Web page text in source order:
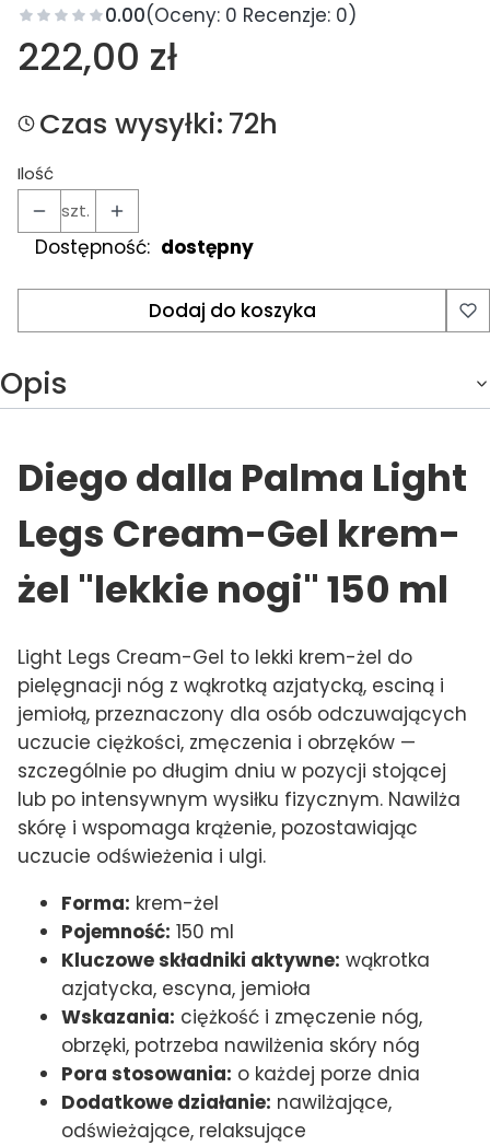
0.00(Oceny: 0 Recenzje: 0)
Cena
222,00 zł
Czas wysyłki:72h
Ilość
szt.
Dostępność: dostępny
Dodaj do koszyka
Opis
Diego dalla Palma Light
Legs Cream-Gel krem-
żel "lekkie nogi" 150 ml
Light Legs Cream-Gel to lekki krem-żel do
pielęgnacji nóg z wąkrotką azjatycką, esciną i
jemiołą, przeznaczony dla osób odczuwających
uczucie ciężkości, zmęczenia i obrzęków —
szczególnie po długim dniu w pozycji stojącej
lub po intensywnym wysiłku fizycznym. Nawilża
skórę i wspomaga krążenie, pozostawiając
uczucie odświeżenia i ulgi.
Forma: krem-żel
Pojemność: 150 ml
Kluczowe składniki aktywne: wąkrotka
azjatycka, escyna, jemioła
Wskazania: ciężkość i zmęczenie nóg,
obrzęki, potrzeba nawilżenia skóry nóg
Pora stosowania: o każdej porze dnia
Dodatkowe działanie: nawilżające,
odświeżające, relaksujące